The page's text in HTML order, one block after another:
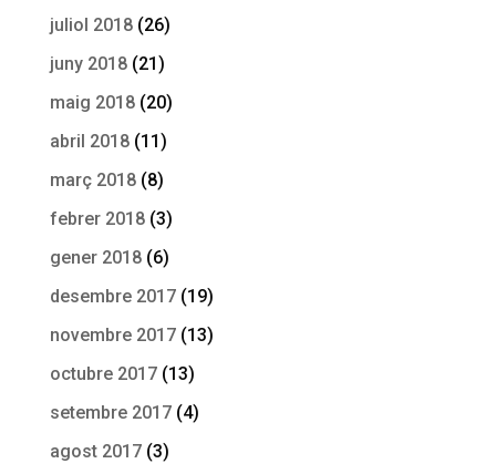
juliol 2018(26)
juny 2018(21)
maig 2018(20)
abril 2018(11)
març 2018(8)
febrer 2018(3)
gener 2018(6)
desembre 2017(19)
novembre 2017(13)
octubre 2017(13)
setembre 2017(4)
agost 2017(3)